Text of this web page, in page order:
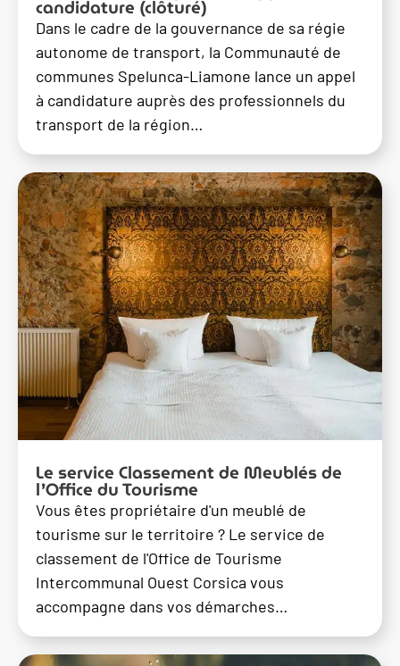
candidature (clôturé)
Dans le cadre de la gouvernance de sa régie
autonome de transport, la Communauté de
communes Spelunca-Liamone lance un appel
à candidature auprès des professionnels du
transport de la région…
Le service Classement de Meublés de
l’Office du Tourisme
Vous êtes propriétaire d'un meublé de
tourisme sur le territoire ? Le service de
classement de l'Office de Tourisme
Intercommunal Ouest Corsica vous
accompagne dans vos démarches…